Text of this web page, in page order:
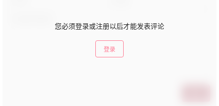
您必须登录或注册以后才能发表评论
登录